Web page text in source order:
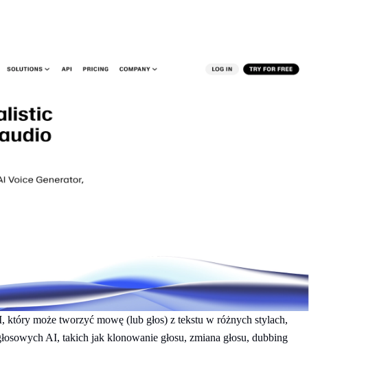
który może tworzyć mowę (lub głos) z tekstu w różnych stylach,
AI, takich jak klonowanie głosu, zmiana głosu, dubbing